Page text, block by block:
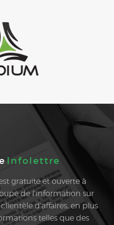
Infolettre
gratuite et ouverte à
de l’information sur
d’affaires, en plus
telles que des